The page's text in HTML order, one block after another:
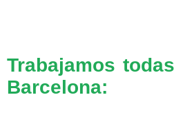
Trabajamos
Barcelona: